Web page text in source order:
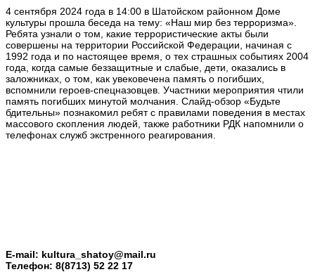
4 сентября 2024 года в 14:00 в Шатойском районном Доме
культуры прошла беседа на тему: «Наш мир без терроризма».
Ребята узнали о том, какие террористические акты были
совершены на территории Российской Федерации, начиная с
1992 года и по настоящее время, о тех страшных событиях 2004
года, когда самые беззащитные и слабые, дети, оказались в
заложниках, о том, как увековечена память о погибших,
вспомнили героев-спецназовцев. Участники мероприятия чтили
память погибших минутой молчания. Слайд-обзор «Будьте
бдительны» познакомил ребят с правилами поведения в местах
массового скопления людей, также работники РДК напомнили о
телефонах служб экстренного реагирования.
E-mail: kultura_shatoy@mail.ru
Телефон: 8(8713) 52 22 17